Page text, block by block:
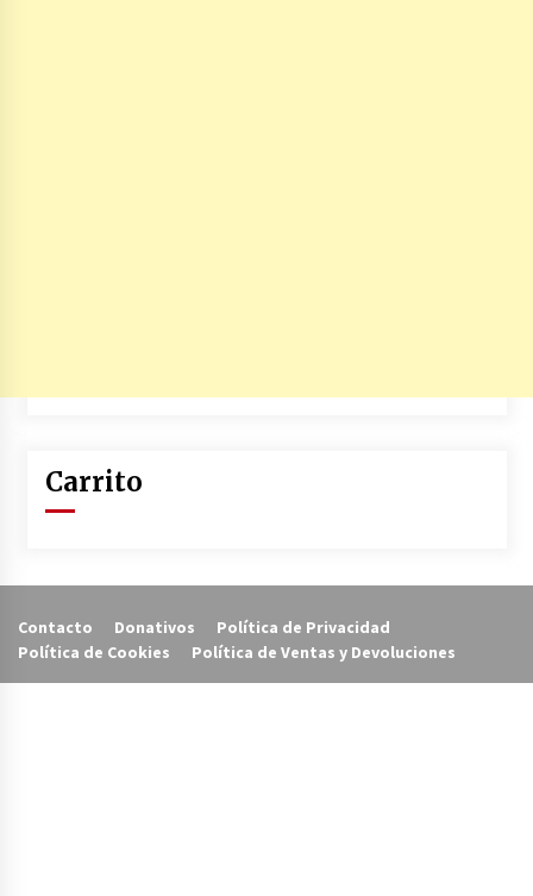
Carrito
Contacto Donativos
Política de Privacidad
Política de Cookies
Política de Ventas y Devoluciones